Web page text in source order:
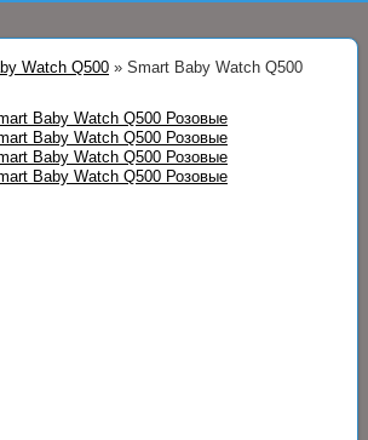
Watch Q500 » Smart Baby Watch Q500